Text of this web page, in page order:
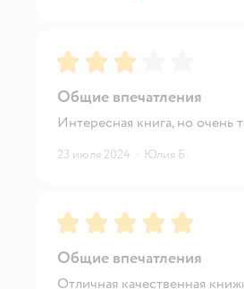
Рейтинг:3
Общие впечатления
Интересная книга, но очень
23 июля 2024 · Юлия Б.
Рейтинг:5
Общие впечатления
Отличная качественная